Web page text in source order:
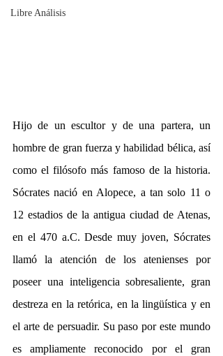
Libre Análisis
Hijo de un escultor y de una partera, un
hombre de gran fuerza y habilidad bélica, así
como el filósofo más famoso de la historia.
Sócrates nació en Alopece, a tan solo 11 o
12 estadios de la antigua ciudad de Atenas,
en el 470 a.C. Desde muy joven, Sócrates
llamó la atención de los atenienses por
poseer una inteligencia sobresaliente, gran
destreza en la retórica, en la lingüística y en
el arte de persuadir. Su paso por este mundo
es ampliamente reconocido por el gran